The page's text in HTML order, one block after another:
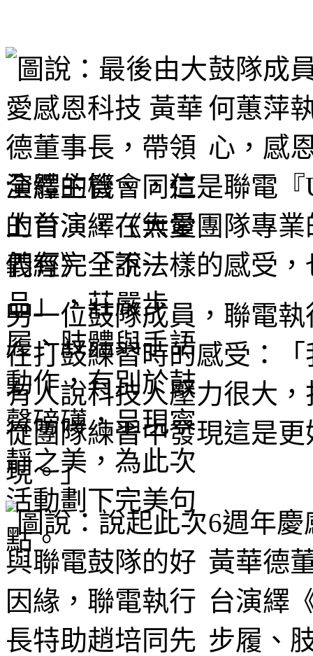
鼓隊成
何蕙萍
心，感
演繹的機會，這是聯電
的首演，在大愛團隊專
們有完全不一樣的感受
另一位鼓隊成員，聯電
在打鼓練習時的感受：
有人說科技人壓力很大
從團隊練習中發現這是
現。」
6週年
黃華德
台演繹
步履、